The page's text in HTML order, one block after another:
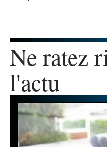
Ne ratez
l'actu